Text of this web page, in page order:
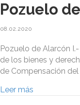
Pozuelo
08.02.2020
Pozuelo de Alarcón
de los bienes y
de Compensación del
Leer más